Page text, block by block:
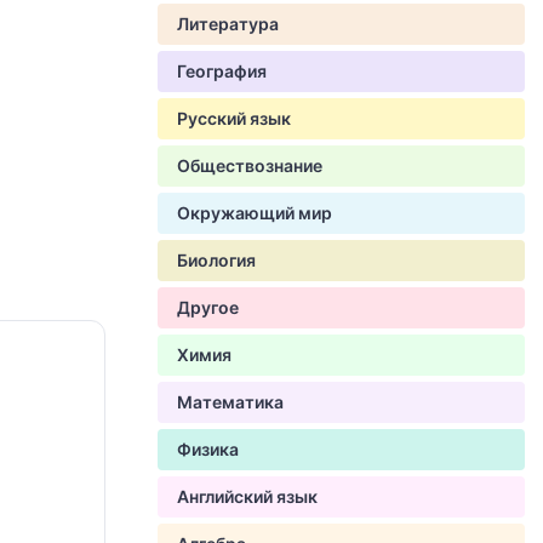
Литература
География
Русский язык
Обществознание
Окружающий мир
Биология
Другое
Химия
Математика
Физика
Английский язык